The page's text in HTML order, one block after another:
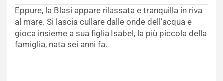
Eppure, la Blasi appare rilassata e tranquilla in riva
al mare. Si lascia cullare dalle onde dell’acqua e
gioca insieme a sua figlia Isabel, la più piccola della
famiglia, nata sei anni fa.